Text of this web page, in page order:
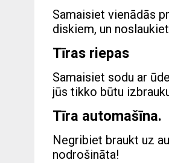
Samaisiet vienādās
diskiem, un
Tīras riepas
Samaisiet sodu ar
jūs tikko būtu
Tīra automašīna.
Negribiet braukt uz
nodrošināta!